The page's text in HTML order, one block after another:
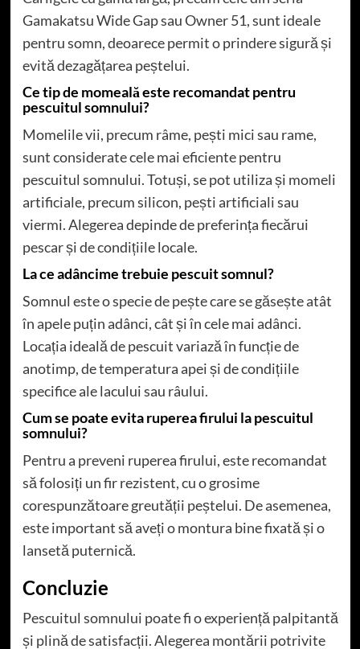
Gamakatsu Wide Gap sau Owner 51, sunt ideale
pentru somn, deoarece permit o prindere sigură și
evită dezagățarea peștelui.
Ce tip de momeală este recomandat pentru
pescuitul somnului?
Momelile vii, precum râme, pești mici sau rame,
sunt considerate cele mai eficiente pentru
pescuitul somnului. Totuși, se pot utiliza și momeli
artificiale, precum silicon, pești artificiali sau
viermi. Alegerea depinde de preferința fiecărui
pescar și de condițiile locale.
La ce adâncime trebuie pescuit somnul?
Somnul este o specie de pește care se găsește atât
în apele puțin adânci, cât și în cele mai adânci.
Locația ideală de pescuit variază în funcție de
anotimp, de temperatura apei și de condițiile
specifice ale lacului sau râului.
Cum se poate evita ruperea firului la pescuitul
somnului?
Pentru a preveni ruperea firului, este recomandat
să folosiți un fir rezistent, cu o grosime
corespunzătoare greutății peștelui. De asemenea,
este important să aveți o montura bine fixată și o
lansetă puternică.
Concluzie
Pescuitul somnului poate fi o experiență palpitantă
și plină de satisfacții. Alegerea montării potrivite